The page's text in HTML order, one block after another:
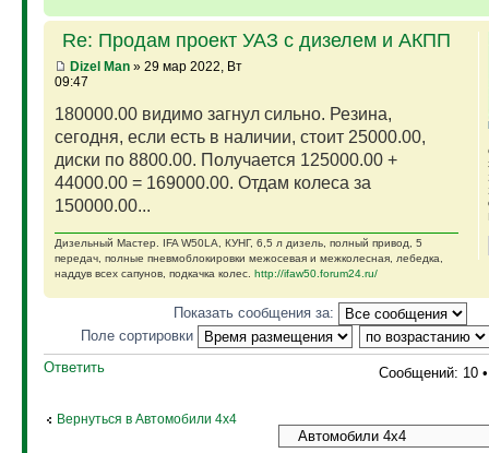
Re: Продам проект УАЗ с дизелем и АКПП
Dizel Man» 29 мар 2022, Вт
09:47
180000.00 видимо загнул сильно. Резина,
сегодня, если есть в наличии, стоит 25000.00,
диски по 8800.00. Получается 125000.00 +
44000.00 = 169000.00. Отдам колеса за
150000.00...
Дизельный Мастер. IFA W50LA, КУНГ, 6,5 л дизель, полный привод, 5
передач, полные пневмоблокировки межосевая и межколесная, лебедка,
наддув всех сапунов, подкачка колес. http://ifaw50.forum24.ru/
Показать сообщения за:
Поле сортировки
Ответить
Сообщений: 10
Вернуться в Автомобили 4х4